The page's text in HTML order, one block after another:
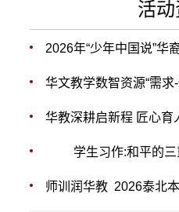
活
2026年“少年中国说”华裔新生代使者选拔赛决
华文教学数智资源“需求-供给-使用”分析
华教深耕启新程 匠心育人向五洲 ——2026年“华文教育・华文
学生习作:和平的
师训润华教 2026泰北本土华文教